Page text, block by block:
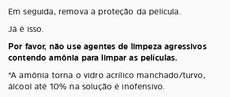
Em seguida, remova a proteção da película.
Já é isso.
Por favor, não use agentes de limpeza agressivos
contendo amônia para limpar as películas.
*A amônia torna o vidro acrílico manchado/turvo,
álcool até 10% na solução é inofensivo.